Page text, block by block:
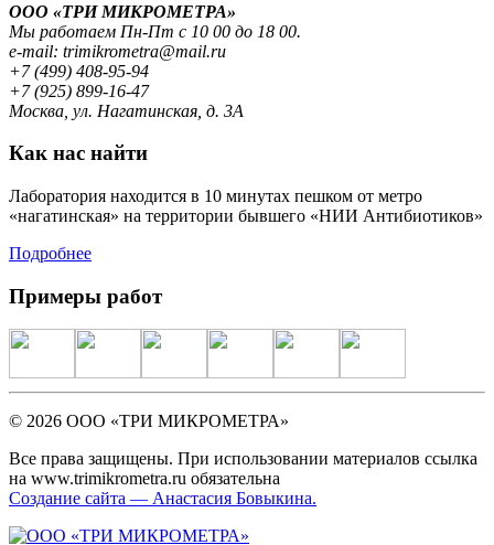
ООО «ТРИ МИКРОМЕТРА»
Мы работаем Пн-Пт с 10 00 до 18 00.
e-mail: trimikrometra@mail.ru
+7 (499) 408-95-94
+7 (925) 899-16-47
Москва, ул. Нагатинская, д. 3А
Как нас найти
Лаборатория находится в 10 минутах пешком от метро
«нагатинская» на территории бывшего «НИИ Антибиотиков»
Подробнее
Примеры работ
© 2026 ООО «ТРИ МИКРОМЕТРА»
Все права защищены. При использовании материалов ссылка
на www.trimikrometra.ru обязательна
Создание сайта — Анастасия Бовыкина.